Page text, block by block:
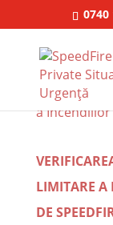
0740
LIMITARE A
DE